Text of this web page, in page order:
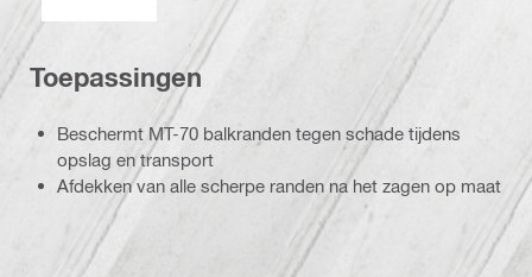
Toepassingen
Beschermt MT-70 balkranden tegen schade tijdens
opslag en transport
Afdekken van alle scherpe randen na het zagen op maat